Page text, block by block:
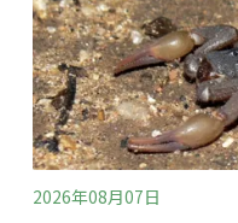
也隨之改變。儘管如此
選對專業業者，後續維
動，住宅光電不僅可帶
建構都市微電網、提升
怎麼走出自己的模式？
達1000平方公尺以上
方公尺須設置1kW太陽
2026年08月07日